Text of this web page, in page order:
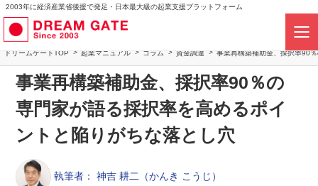
2003年に経済産業省後援で発足・日本最大級の起業支援プラットフォーム
ドリームゲートTOP 起業マニュアル コラム 資金調達 事業再構築補助金、採択率90
事業再構築補助金、採択率90％の
専門家が語る採択率を高めるポイ
ントと陥りがちな落とし穴
執筆者：神吉 耕二（かんき こうじ）